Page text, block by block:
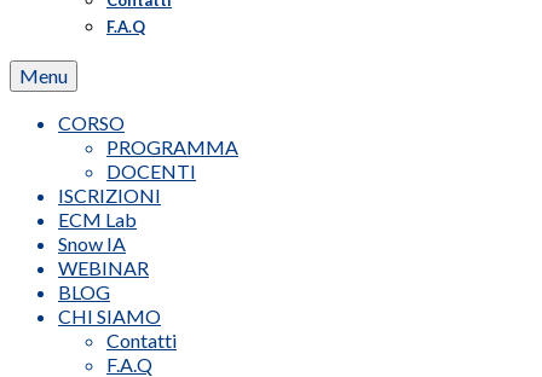
F.A.Q
Menu
CORSO
PROGRAMMA
DOCENTI
ISCRIZIONI
ECM Lab
Snow IA
WEBINAR
BLOG
CHI SIAMO
Contatti
F.A.Q